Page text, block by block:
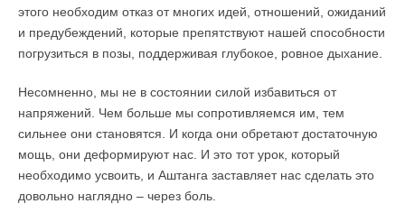
этого необходим отказ от многих идей, отношений, ожиданий
и предубеждений, которые препятствуют нашей способности
погрузиться в позы, поддерживая глубокое, ровное дыхание.
Несомненно, мы не в состоянии силой избавиться от
напряжений. Чем больше мы сопротивляемся им, тем
сильнее они становятся. И когда они обретают достаточную
мощь, они деформируют нас. И это тот урок, который
необходимо усвоить, и Аштанга заставляет нас сделать это
довольно наглядно – через боль.